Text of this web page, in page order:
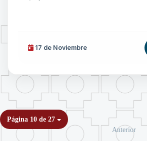
17 de Noviembre
Página 10 de 27
Anterior